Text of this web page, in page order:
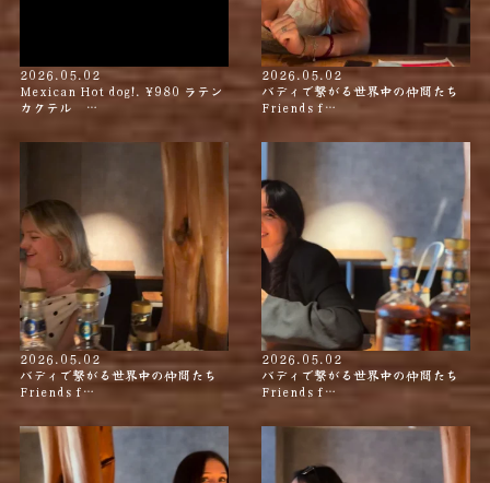
2026.05.02
Mexican Hot dog!. ¥980 ラテン
カクテル …
2026.05.02
バディで繋がる世界中の仲間たち
Friends f…
2026.05.02
バディで繋がる世界中の仲間たち
Friends f…
2026.05.02
バディで繋がる世界中の仲間たち
Friends f…